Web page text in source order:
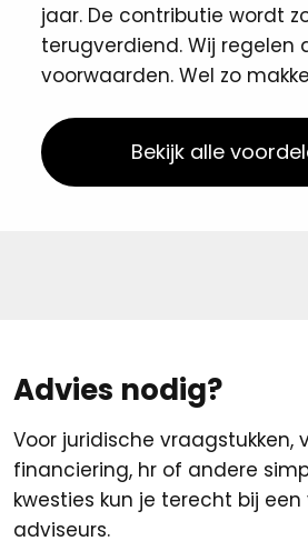
jaar. De contributie wordt
terugverdiend. Wij regelen
voorwaarden. Wel zo
Bekijk alle
Advies nodig?
Voor juridische vraagstukken,
financiering, hr of andere
kwesties kun je terecht bij een
adviseurs.